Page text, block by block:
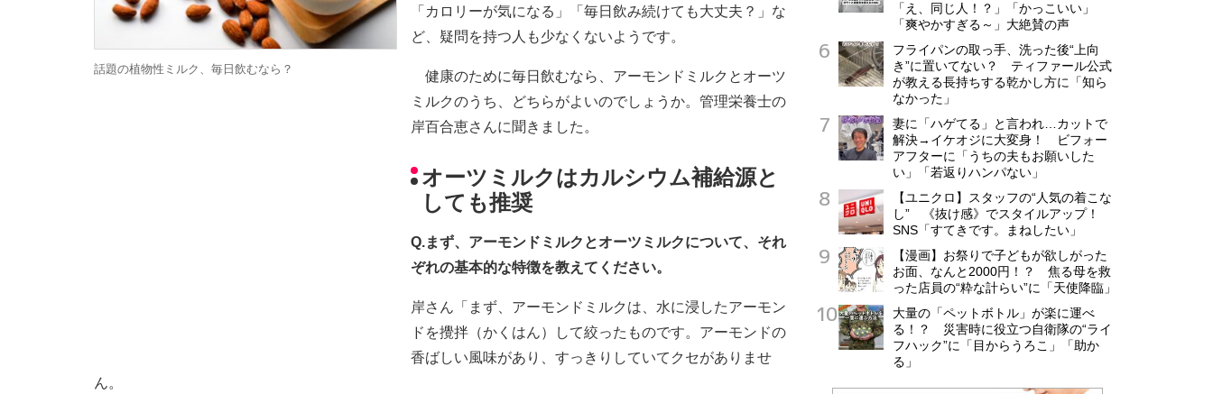
話題の植物性ミルク、毎日飲むなら？
「カロリーが気になる」「毎日飲み続けても大丈夫？」な
ど、疑問を持つ人も少なくないようです。
健康のために毎日飲むなら、アーモンドミルクとオーツ
ミルクのうち、どちらがよいのでしょうか。管理栄養士の
岸百合恵さんに聞きました。
オーツミルクはカルシウム補給源と
しても推奨
Q.まず、アーモンドミルクとオーツミルクについて、それ
ぞれの基本的な特徴を教えてください。
岸さん「まず、アーモンドミルクは、水に浸したアーモン
ドを攪拌（かくはん）して絞ったものです。アーモンドの
香ばしい風味があり、すっきりしていてクセがありませ
ん。
「え、同じ人！？」「かっこいい」
「爽やかすぎる～」大絶賛の声
フライパンの取っ手、洗った後“上向
き”に置いてない？ ティファール公式
が教える長持ちする乾かし方に「知ら
なかった」
妻に「ハゲてる」と言われ…カットで
解決→イケオジに大変身！ ビフォー
アフターに「うちの夫もお願いした
い」「若返りハンパない」
【ユニクロ】スタッフの“人気の着こな
し” 《抜け感》でスタイルアップ！
SNS「すてきです。まねしたい」
【漫画】お祭りで子どもが欲しがった
お面、なんと2000円！？ 焦る母を救
った店員の“粋な計らい”に「天使降臨」
大量の「ペットボトル」が楽に運べ
る！？ 災害時に役立つ自衛隊の“ライ
フハック”に「目からうろこ」「助か
る」